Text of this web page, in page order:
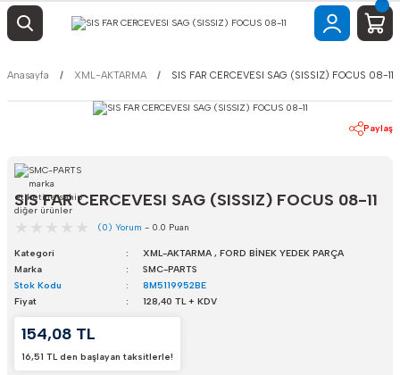
Anasayfa XML-AKTARMA SIS FAR CERCEVESI SAG (SISSIZ) FOCUS 08-11
Paylaş
SIS FAR CERCEVESI SAG (SISSIZ) FOCUS 08-11
(0) Yorum - 0.0 Puan
Kategori XML-AKTARMA , FORD BİNEK YEDEK PARÇA
Marka
SMC-PARTS
Stok Kodu
8M5119952BE
Fiyat
128,40 TL + KDV
154,08 TL
16,51 TL den başlayan taksitlerle!